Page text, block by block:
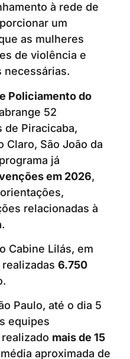
à rede de
um
as mulheres
de violência e
necessárias.
Policiamento do
52
de Piracicaba,
Claro, São João da
já
em 2026,
relacionadas à
Cabine Lilás, em
6.750
Paulo, até o dia 5
equipes
mais de 15
aproximada de